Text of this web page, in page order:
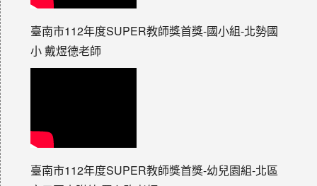
臺南市112年度SUPER教師獎首獎-國小組-北勢國
小 戴煜德老師
臺南市112年度SUPER教師獎首獎-幼兒園組-北區